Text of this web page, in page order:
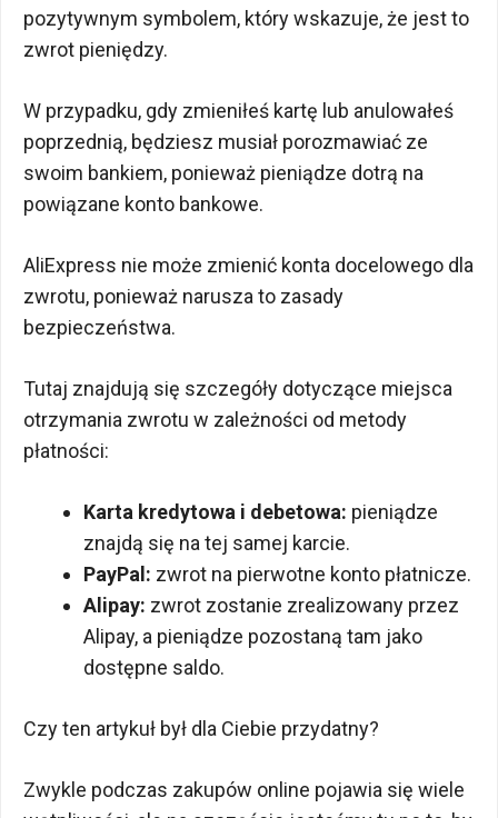
pozytywnym symbolem, który wskazuje, że jest to
zwrot pieniędzy.
W przypadku, gdy zmieniłeś kartę lub anulowałeś
poprzednią, będziesz musiał porozmawiać ze
swoim bankiem, ponieważ pieniądze dotrą na
powiązane konto bankowe.
AliExpress nie może zmienić konta docelowego dla
zwrotu, ponieważ narusza to zasady
bezpieczeństwa.
Tutaj znajdują się szczegóły dotyczące miejsca
otrzymania zwrotu w zależności od metody
płatności:
Karta kredytowa i debetowa: pieniądze
znajdą się na tej samej karcie.
PayPal: zwrot na pierwotne konto płatnicze.
Alipay: zwrot zostanie zrealizowany przez
Alipay, a pieniądze pozostaną tam jako
dostępne saldo.
Czy ten artykuł był dla Ciebie przydatny?
Zwykle podczas zakupów online pojawia się wiele